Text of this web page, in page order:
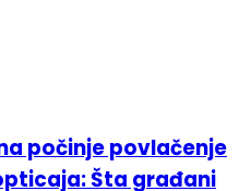
počinje povlačenje
Šta građani